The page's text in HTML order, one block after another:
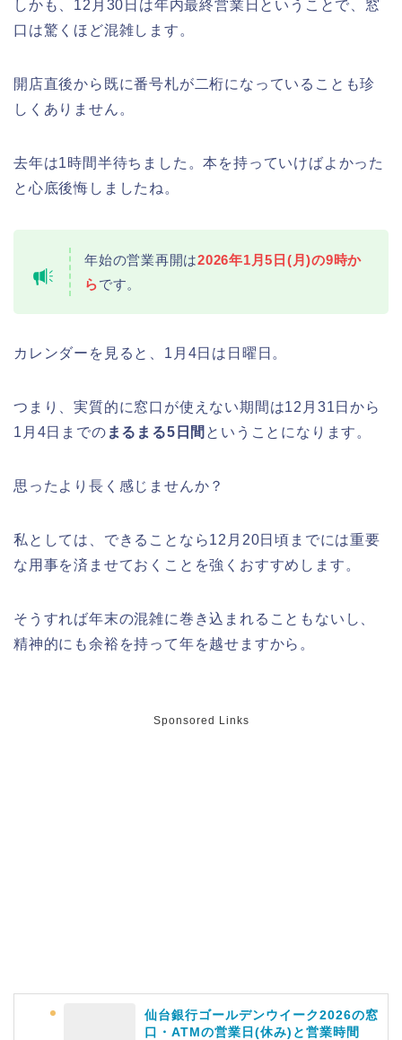
悠久山公園桜祭り2026の屋台や出店
とめ!交通規制は何時から何時まで?
時間はいつまで?ライトアップも!
しかも、12月30日は年内最終営業日ということで、窓
口は驚くほど混雑します。
開店直後から既に番号札が二桁になっていることも珍
しくありません。
去年は1時間半待ちました。本を持っていけばよかった
と心底後悔しましたね。
年始の営業再開は2026年1月5日(月)の9時か
らです。
カレンダーを見ると、1月4日は日曜日。
つまり、実質的に窓口が使えない期間は12月31日から
1月4日までの まるまる5日間 ということになります。
思ったより長く感じませんか？
私としては、できることなら12月20日頃までには重要
な用事を済ませておくことを強くおすすめします。
そうすれば年末の混雑に巻き込まれることもないし、
精神的にも余裕を持って年を越せますから。
Sponsored Links
仙台銀行ゴールデンウイーク2026の窓
口・ATMの営業日(休み)と営業時間